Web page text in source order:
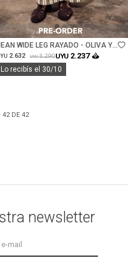
Talle
WIDE LEG RAYADO - OLIVA Y
2.632 UYU 3.290UYU 2.237
Lo recibís el 30/10
42DE 42
newsletter